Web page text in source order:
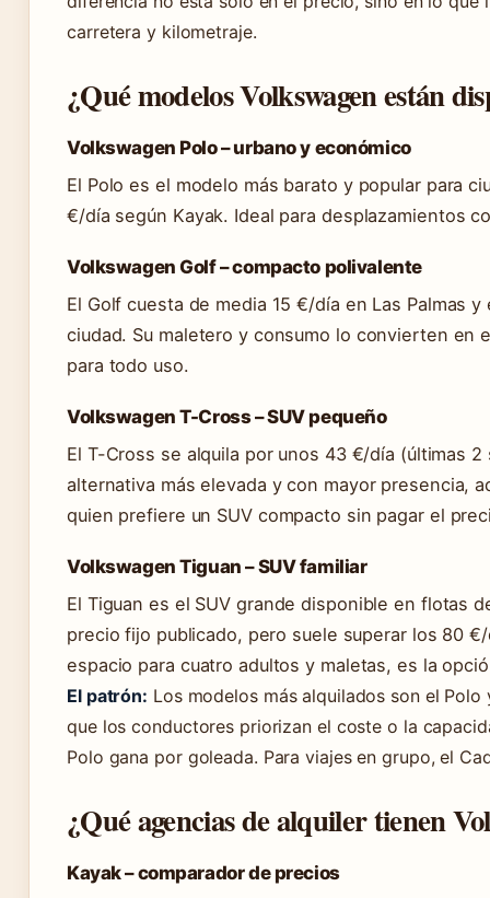
carretera y kilometraje.
¿Qué modelos Volkswagen están
Volkswagen Polo – urbano y económico
El Polo es el modelo más barato y popular para
€/día según Kayak. Ideal para desplazamientos
Volkswagen Golf – compacto polivalente
El Golf cuesta de media 15 €/día en Las Palmas
ciudad. Su maletero y consumo lo convierten en
para todo uso.
Volkswagen T-Cross – SUV pequeño
El T-Cross se alquila por unos 43 €/día (últimas 2
alternativa más elevada y con mayor presencia,
quien prefiere un SUV compacto sin pagar el
Volkswagen Tiguan – SUV familiar
El Tiguan es el SUV grande disponible en flotas
precio fijo publicado, pero suele superar los 80
espacio para cuatro adultos y maletas, es la
El patrón: Los modelos más alquilados son el
que los conductores priorizan el coste o la
Polo gana por goleada. Para viajes en grupo, el
¿Qué agencias de alquiler tienen
Kayak – comparador de precios